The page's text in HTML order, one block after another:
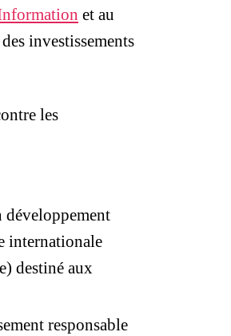
et au
investissements
les
développement
internationale
destiné aux
responsable